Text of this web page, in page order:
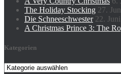
The Holiday Stocking 27.
Die Schneeschwester 22.
A Christmas Prince 3: The
Kategorien
Kategorien